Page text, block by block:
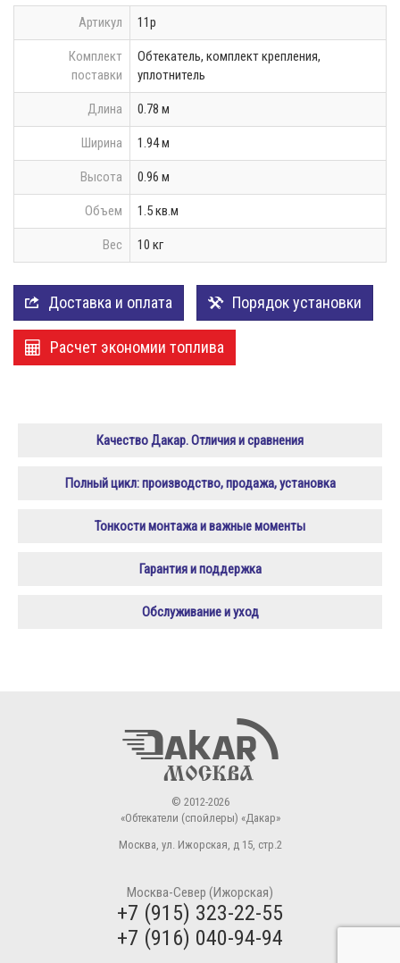
Артикул 11р
Комплект
поставки
Обтекатель, комплект крепления,
уплотнитель
Длина 0.78 м
Ширина 1.94 м
Высота 0.96 м
Объем 1.5 кв.м
Вес 10 кг
Доставка и оплата Порядок установки
Расчет экономии топлива
Качество Дакар. Отличия и сравнения
Полный цикл: производство, продажа, установка
Тонкости монтажа и важные моменты
Гарантия и поддержка
Обслуживание и уход
© 2012-2026
«Обтекатели (спойлеры) «Дакар»
Москва, ул. Ижорская, д 15, стр.2
Москва-Север (Ижорская)
+7 (915) 323-22-55
+7 (916) 040-94-94